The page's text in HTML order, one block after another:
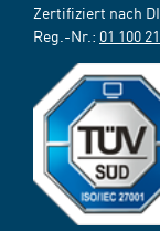
Zertifiziert nach
Reg.-Nr.: 01 100